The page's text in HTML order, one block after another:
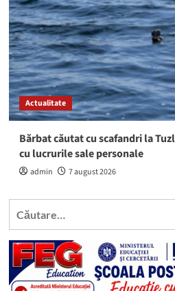
Actualitate
Bărbat căutat cu scafandri la
cu lucrurile sale personale
admin 7 august 2026
Caută